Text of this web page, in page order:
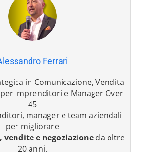
Ferrari
in Comunicazione, Vendita
Imprenditori e Manager Over
45
manager e team aziendali
per migliorare
vendite e negoziazione da oltre
20 anni.